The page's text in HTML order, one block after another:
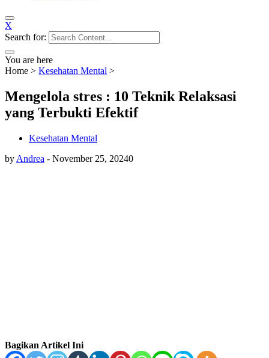
X
Search for:
You are here
Home > Kesehatan Mental >
Mengelola stres : 10 Teknik Relaksasi
yang Terbukti Efektif
Kesehatan Mental
by Andrea - November 25, 20240
Bagikan Artikel Ini